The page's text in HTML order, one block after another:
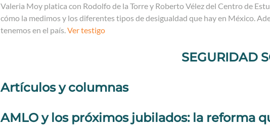
Valeria Moy platica con Rodolfo de la Torre y Roberto Vélez del Centro de
cómo la medimos y los diferentes tipos de desigualdad que hay en México.
tenemos en el país.Ver testigo
SEGURIDAD
Artículos y columnas
AMLO y los próximos jubilados: la reforma